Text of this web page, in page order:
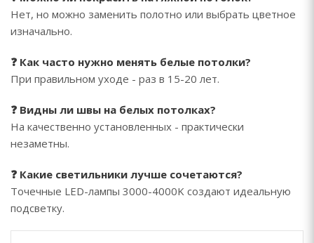
Нет, но можно заменить полотно или выбрать цветное
изначально.
❓ Как часто нужно менять белые потолки?
При правильном уходе - раз в 15-20 лет.
❓ Видны ли швы на белых потолках?
На качественно установленных - практически
незаметны.
❓ Какие светильники лучше сочетаются?
Точечные LED-лампы 3000-4000K создают идеальную
подсветку.